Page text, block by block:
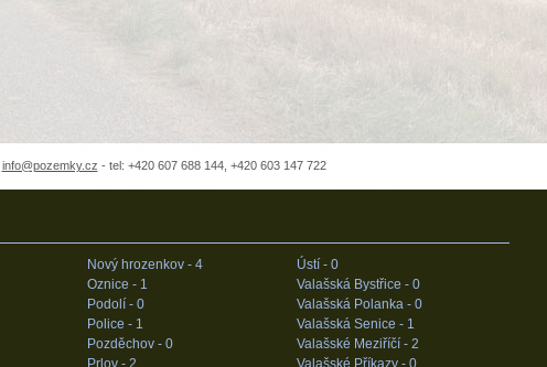
info@pozemky.cz - tel: +420 607 688 144, +420 603 147 722
Nový hrozenkov - 4
Oznice - 1
Podolí - 0
Police - 1
Pozděchov - 0
Prlov - 2
Ústí - 0
Valašská Bystřice - 0
Valašská Polanka - 0
Valašská Senice - 1
Valašské Meziříčí - 2
Valašské Příkazy - 0